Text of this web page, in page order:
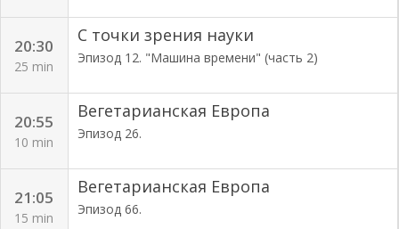
20:30
25 min
С точки зрения науки
Эпизод 12. "Машина времени" (часть 2)
20:55
10 min
Вегетарианская Европа
Эпизод 26.
21:05
15 min
Вегетарианская Европа
Эпизод 66.